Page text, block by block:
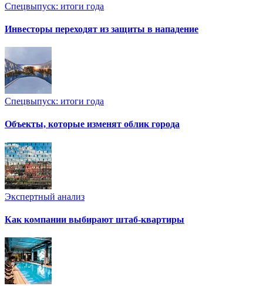
Спецвыпуск: итоги года
Инвесторы переходят из защиты в нападение
Спецвыпуск: итоги года
Объекты, которые изменят облик города
Экспертный анализ
Как компании выбирают штаб-квартиры